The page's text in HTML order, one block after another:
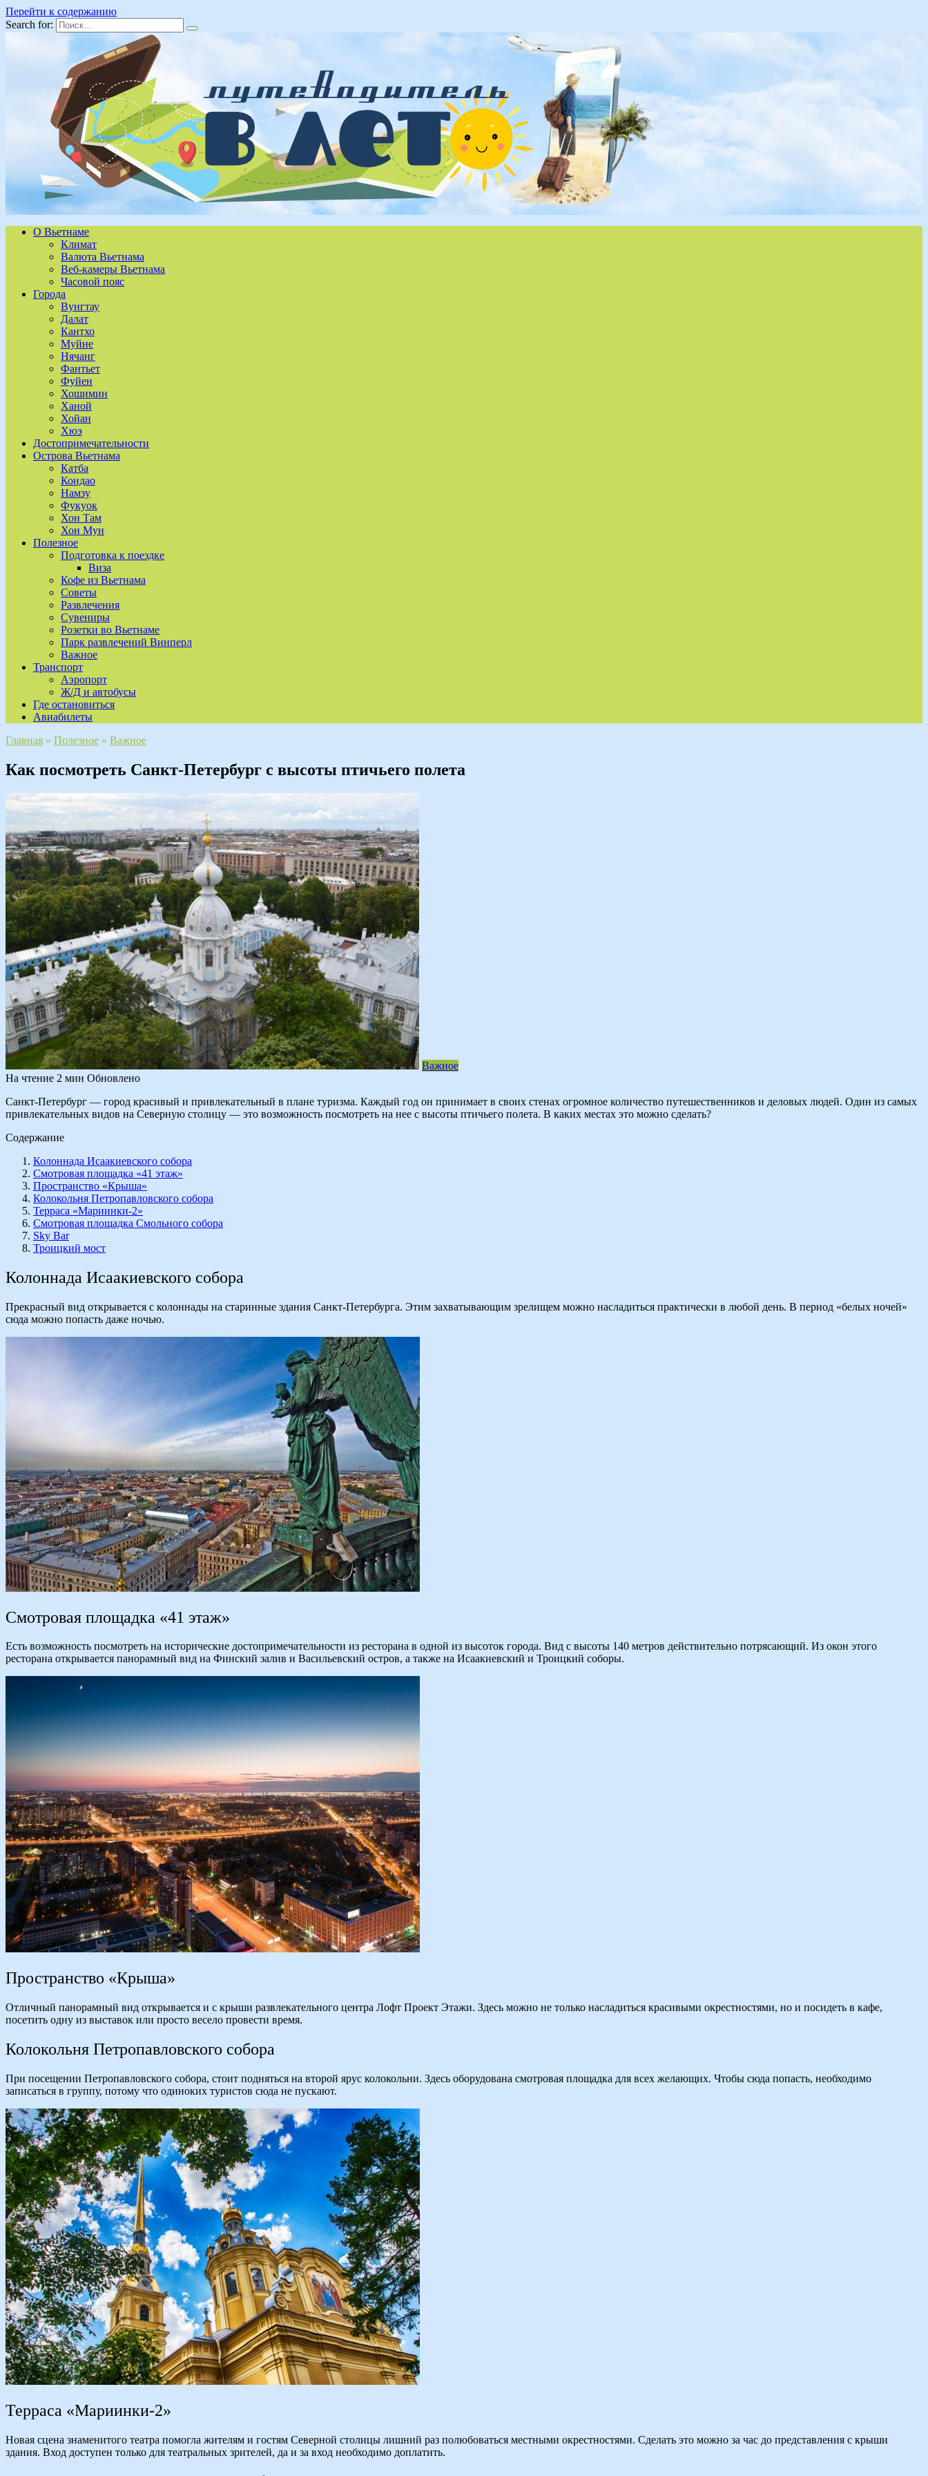
Перейти к содержанию
Search for:
О Вьетнаме
Климат
Валюта Вьетнама
Веб-камеры Вьетнама
Часовой пояс
Города
Вунгтау
Далат
Кантхо
Муйне
Нячанг
Фантьет
Фуйен
Хошимин
Ханой
Хойан
Хюэ
Достопримечательности
Острова Вьетнама
Катба
Кондао
Намзу
Фукуок
Хон Там
Хон Мун
Полезное
Подготовка к поездке
Виза
Кофе из Вьетнама
Советы
Развлечения
Сувениры
Розетки во Вьетнаме
Парк развлечений Винперл
Важное
Транспорт
Аэропорт
Ж/Д и автобусы
Где остановиться
Авиабилеты
Главная » Полезное » Важное
Как посмотреть Санкт-Петербург с высоты птичьего полета
Важное
На чтение 2 мин Обновлено
Санкт-Петербург — город красивый и привлекательный в плане туризма. Каждый год он принимает в своих стенах огромное количество путешественников и деловых людей. Один из самых
привлекательных видов на Северную столицу — это возможность посмотреть на нее с высоты птичьего полета. В каких местах это можно сделать?
Содержание
Колоннада Исаакиевского собора
Смотровая площадка «41 этаж»
Пространство «Крыша»
Колокольня Петропавловского собора
Терраса «Мариинки-2»
Смотровая площадка Смольного собора
Sky Bar
Троицкий мост
Колоннада Исаакиевского собора
Прекрасный вид открывается с колоннады на старинные здания Санкт-Петербурга. Этим захватывающим зрелищем можно насладиться практически в любой день. В период «белых ночей»
сюда можно попасть даже ночью.
Смотровая площадка «41 этаж»
Есть возможность посмотреть на исторические достопримечательности из ресторана в одной из высоток города. Вид с высоты 140 метров действительно потрясающий. Из окон этого
ресторана открывается панорамный вид на Финский залив и Васильевский остров, а также на Исаакиевский и Троицкий соборы.
Пространство «Крыша»
Отличный панорамный вид открывается и с крыши развлекательного центра Лофт Проект Этажи. Здесь можно не только насладиться красивыми окрестностями, но и посидеть в кафе,
посетить одну из выставок или просто весело провести время.
Колокольня Петропавловского собора
При посещении Петропавловского собора, стоит подняться на второй ярус колокольни. Здесь оборудована смотровая площадка для всех желающих. Чтобы сюда попасть, необходимо
записаться в группу, потому что одиноких туристов сюда не пускают.
Терраса «Мариинки-2»
Новая сцена знаменитого театра помогла жителям и гостям Северной столицы лишний раз полюбоваться местными окрестностями. Сделать это можно за час до представления с крыши
здания. Вход доступен только для театральных зрителей, да и за вход необходимо доплатить.